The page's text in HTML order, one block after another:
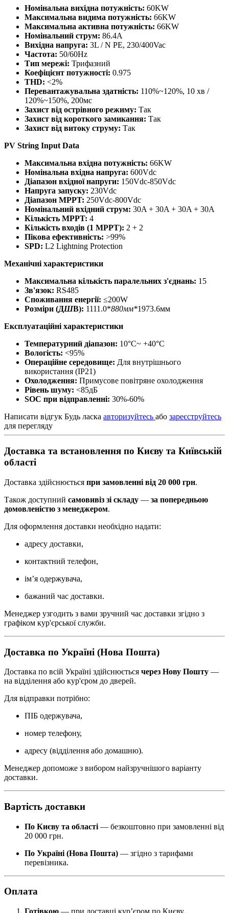
Номінальна вихідна потужність: 60KW
Максимальна видима потужність: 66KW
Максимальна активна потужність: 66KW
Номінальний струм: 86.4A
Вихідна напруга: 3L / N PE, 230/400Vac
Частота: 50/60Hz
Тип мережі: Трифазний
Коефіцієнт потужності: 0.975
THD: <2%
Перевантажувальна здатність: 110%~120%, 10 хв /
120%~150%, 200мс
Захист від острівного режиму: Так
Захист від короткого замикання: Так
Захист від витоку струму: Так
PV String Input Data
Максимальна вхідна потужність: 66KW
Номінальна вхідна напруга: 600Vdc
Діапазон вхідної напруги: 150Vdc-850Vdc
Напруга запуску: 230Vdc
Діапазон MPPT: 250Vdc-800Vdc
Номінальний вхідний струм: 30A + 30A + 30A + 30A
Кількість MPPT: 4
Кількість входів (1 MPPT): 2 + 2
Пікова ефективність: >99%
SPD: L2 Lightning Protection
Механічні характеристики
Максимальна кількість паралельних з'єднань: 15
Зв'язок: RS485
Споживання енергії: ≤200W
Розміри (ДШВ): 1111.0*880мм*1973.6мм
Експлуатаційні характеристики
Температурний діапазон: 10°C~ +40°C
Вологість: <95%
Операційне середовище: Для внутрішнього
використання (IP21)
Охолодження: Примусове повітряне охолодження
Рівень шуму: <85дБ
SOC при відправленні: 30%-60%
Написати відгук Будь ласка авторизуйтесь або зареєструйтесь
для перегляду
Доставка та встановлення по Києву та Київській
області
Доставка здійснюється при замовленні від 20 000 грн.
Також доступний самовивіз зі складу — за попередньою
домовленістю з менеджером.
Для оформлення доставки необхідно надати:
адресу доставки,
контактний телефон,
ім’я одержувача,
бажаний час доставки.
Менеджер узгодить з вами зручний час доставки згідно з
графіком кур'єрської служби.
Доставка по Україні (Нова Пошта)
Доставка по всій Україні здійснюється через Нову Пошту —
на відділення або кур'єром до дверей.
Для відправки потрібно:
ПІБ одержувача,
номер телефону,
адресу (відділення або домашню).
Менеджер допоможе з вибором найзручнішого варіанту
доставки.
Вартість доставки
По Києву та області — безкоштовно при замовленні від
20 000 грн.
По Україні (Нова Пошта) — згідно з тарифами
перевізника.
Оплата